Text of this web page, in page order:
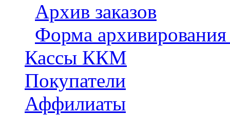
Архив заказов
Форма архивирования
Кассы ККМ
Покупатели
Аффилиаты